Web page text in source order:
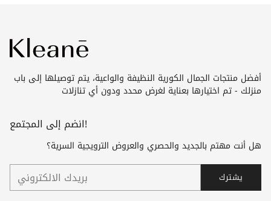
انضم إلينا
أفضل منتجات الجمال الكورية النظيفة والواعية، يتم توصيلها إلى باب
منزلك - تم اختيارها بعناية لغرض محدد ودون أي تنازلات
انضم إلى المجتمع!
هل أنت مهتم بالجديد والحصري والعروض الترويجية السرية؟
بريدك
الالكتروني يشترك